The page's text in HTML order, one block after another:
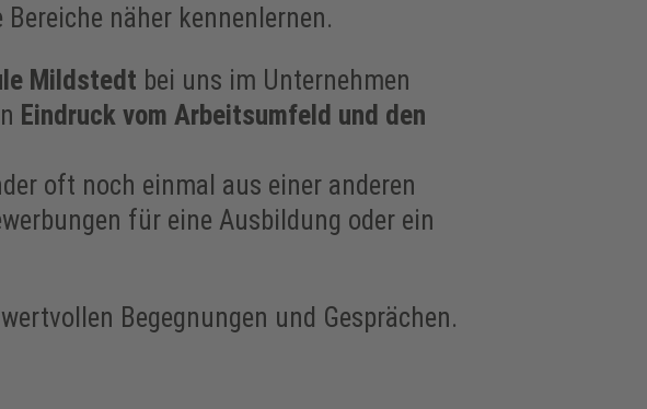
näher kennenlernen.
Mildstedt bei uns im Unternehmen
Eindruck vom Arbeitsumfeld und den
oft noch einmal aus einer anderen
für eine Ausbildung oder ein
Begegnungen und Gesprächen.